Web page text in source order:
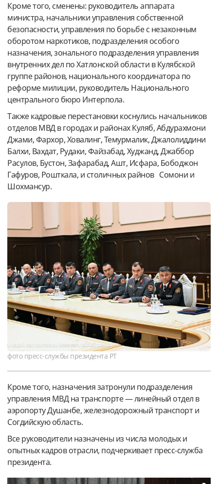
Кроме того, сменены: руководитель аппарата
министра, начальники управления собственной
безопасности, управления по борьбе с незаконным
оборотом наркотиков, подразделения особого
назначения, зонального подразделения управления
внутренних дел по Хатлонской области в Кулябской
группе районов, национального координатора по
реформе милиции, руководитель Национального
центрального бюро Интерпола.
Также кадровые перестановки коснулись начальников
отделов МВД в городах и районах Куляб, Абдурахмони
Джами, Фархор, Ховалинг, Темурмалик, Джалолиддини
Балхи, Вахдат, Рудаки, Файзабад, Худжанд, Джаббор
Расулов, Бустон, Зафарабад, Ашт, Исфара, Бободжон
Гафуров, Рошткала, и столичных райнов Сомони и
Шохмансур.
фото пресс-службы президента РТ
Кроме того, назначения затронули подразделения
управления МВД на транспорте — линейный отдел в
аэропорту Душанбе, железнодорожный транспорт и
Согдийскую область.
Все руководители назначены из числа молодых и
опытных кадров отрасли, подчеркивает пресс-служба
президента.